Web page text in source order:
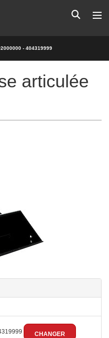
- 404319999
articulée
CHANGER